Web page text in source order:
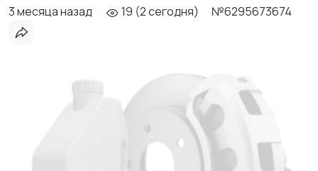
3 месяца назад 19 (2 сегодня) №6295673674